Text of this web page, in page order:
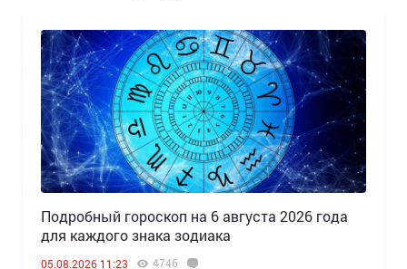
Подробный гороскоп на 6 августа 2026 года
для каждого знака зодиака
05.08.2026 11:23 4746